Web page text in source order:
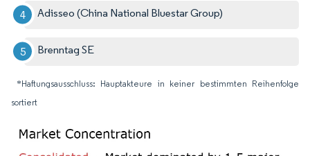
Adisseo (China National Bluestar Group)
Brenntag SE
*Haftungsausschluss: Hauptakteure in keiner bestimmten Reihenfolge
sortiert